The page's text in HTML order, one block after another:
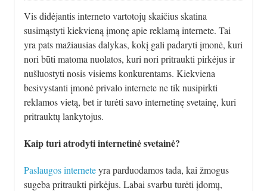
Vis didėjantis interneto vartotojų skaičius skatina
susimąstyti kiekvieną įmonę apie reklamą internete. Tai
yra pats mažiausias dalykas, kokį gali padaryti įmonė, kuri
nori būti matoma nuolatos, kuri nori pritraukti pirkėjus ir
nušluostyti nosis visiems konkurentams. Kiekviena
besivystanti įmonė privalo internete ne tik nusipirkti
reklamos vietą, bet ir turėti savo internetinę svetainę, kuri
pritrauktų lankytojus.
Kaip turi atrodyti internetinė svetainė?
Paslaugos interneteyra parduodamos tada, kai žmogus
sugeba pritraukti pirkėjus. Labai svarbu turėti įdomų,